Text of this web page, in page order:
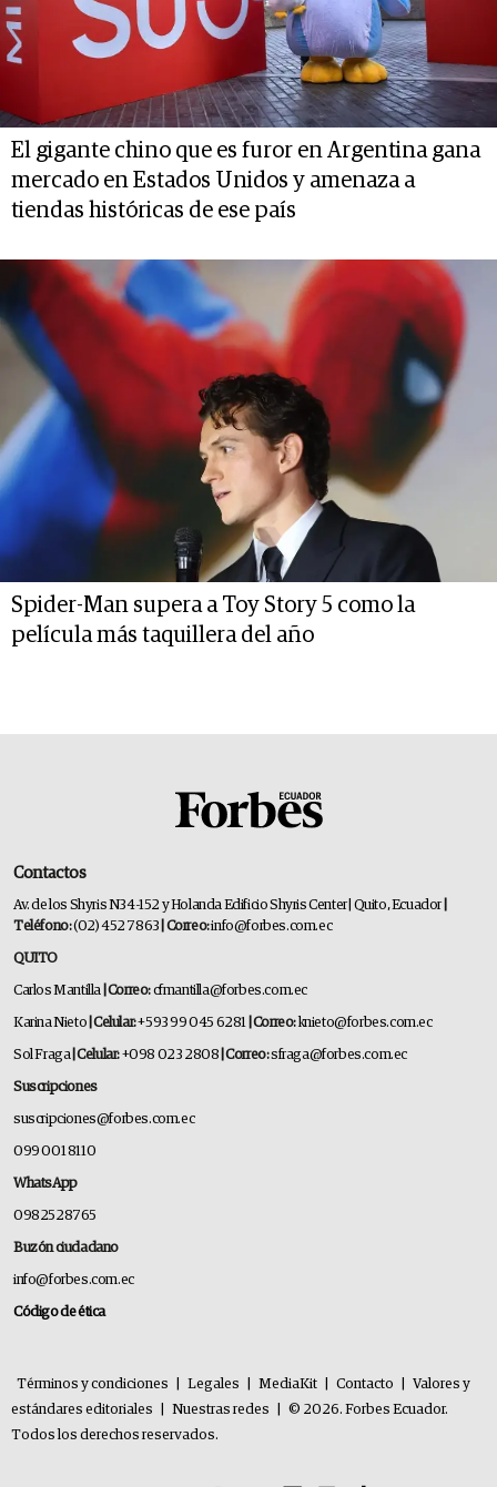
El gigante chino que es furor en Argentina gana
mercado en Estados Unidos y amenaza a
tiendas históricas de ese país
Spider-Man supera a Toy Story 5 como la
película más taquillera del año
Contactos
Av. de los Shyris N34-152 y Holanda Edificio Shyris Center | Quito, Ecuador
Teléfono:(02) 452 7863 | Correo:info@forbes.com.ec
QUITO
Carlos Mantilla | Correo:cfmantilla@forbes.com.ec
Karina Nieto | Celular:+593 99 045 6281 | Correo:knieto@forbes.com.ec
Sol Fraga| Celular:+098 023 2808 | Correo:sfraga@forbes.com.ec
Suscripciones
suscripciones@forbes.com.ec
099 001 8110
WhatsApp
0982528765
Buzón ciudadano
info@forbes.com.ec
Código de ética
Términos y condiciones Legales MediaKit Contacto
Valores y
estándares editoriales
Nuestras redes
© 2026. Forbes Ecuador.
Todos los derechos reservados.